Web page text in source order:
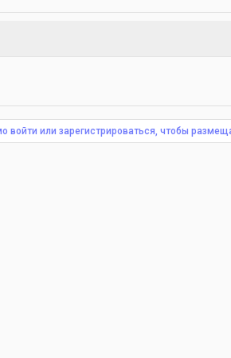
войти или зарегистрироваться, чтобы